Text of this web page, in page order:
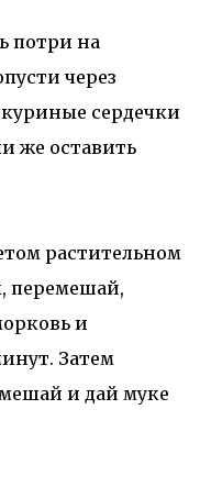
потри на
через
сердечки
же оставить
растительном
перемешай,
и
Затем
и дай муке